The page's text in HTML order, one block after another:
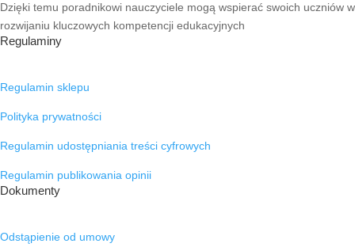
Dzięki temu poradnikowi nauczyciele mogą wspierać swoich uczniów w
rozwijaniu kluczowych kompetencji edukacyjnych
Regulaminy
Regulamin sklepu
Polityka prywatności
Regulamin udostępniania treści cyfrowych
Regulamin publikowania opinii
Dokumenty
Odstąpienie od umowy